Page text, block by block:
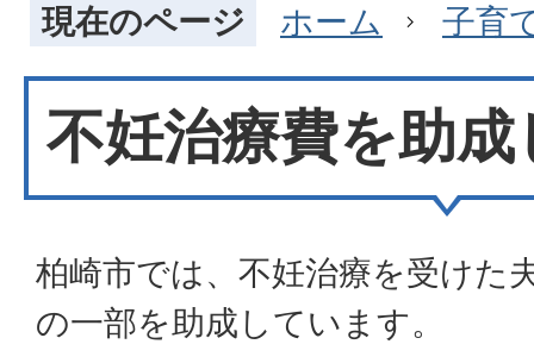
現在のページ ホーム 子育
不妊治療費を助
柏崎市では、不妊治療を受けた
の一部を助成しています。